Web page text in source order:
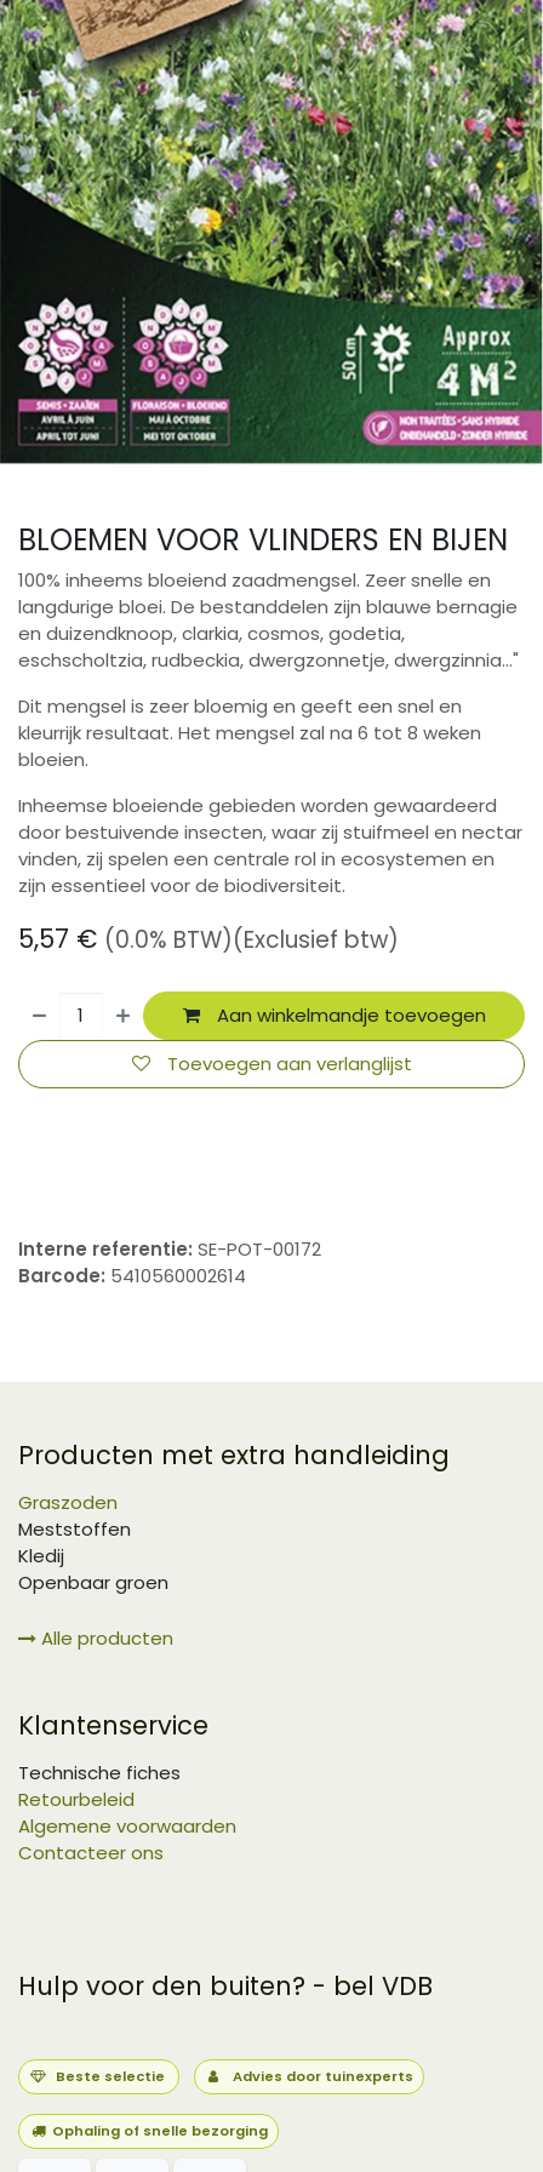
BLOEMEN VOOR VLINDERS EN BIJEN
100% inheems bloeiend zaadmengsel. Zeer snelle en
langdurige bloei. De bestanddelen zijn blauwe bernagie
en duizendknoop, clarkia, cosmos, godetia,
eschscholtzia, rudbeckia, dwergzonnetje, dwergzinnia..."
Dit mengsel is zeer bloemig en geeft een snel en
kleurrijk resultaat. Het mengsel zal na 6 tot 8 weken
bloeien.
Inheemse bloeiende gebieden worden gewaardeerd
door bestuivende insecten, waar zij stuifmeel en nectar
vinden, zij spelen een centrale rol in ecosystemen en
zijn essentieel voor de biodiversiteit.
5,57 € (0.0% BTW)(Exclusief btw)
Aan winkelmandje toevoegen
Toevoegen aan verlanglijst
Interne referentie: SE-POT-00172
Barcode: 5410560002614
Producten met extra handleiding
Graszoden
Meststoffen
Kledij
Openbaar groen
Alle producten
Klantenservice
Technische fiches
Retourbeleid
Algemene voorwaarden
Contacteer ons
Hulp voor den buiten? - bel VDB
Beste selectie Advies door tuinexperts
Ophaling of snelle bezorging